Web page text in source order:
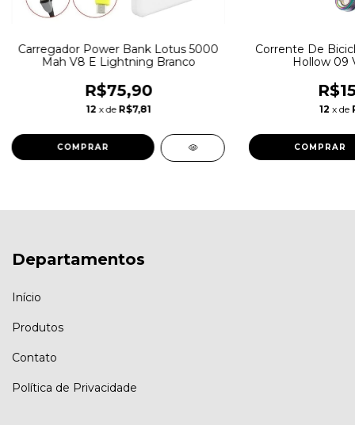
Carregador Power Bank Lotus 5000
Mah V8 E Lightning Branco
R$75,90
12 x de R$7,81
Corrente De
Hollow 09
12 x de
COMPRAR
Departamentos
Início
Produtos
Contato
Política de Privacidade